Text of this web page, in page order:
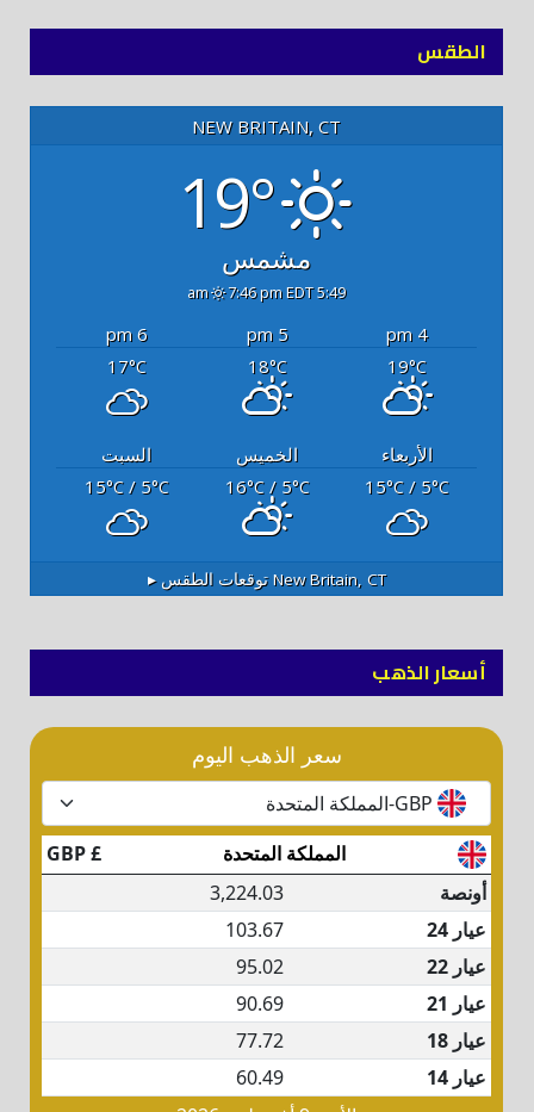
الطقس
NEW BRITAIN, CT
19°
مشمس
5:49 am
7:46 pm EDT
4 pm
5 pm
6 pm
19°C
18°C
17°C
الأربعاء الخميس
السبت
15°C / 5°C
16°C/ 5°C
15°C/ 5°C
New Britain, CTتوقعات الطقس ▸
أسعار الذهب